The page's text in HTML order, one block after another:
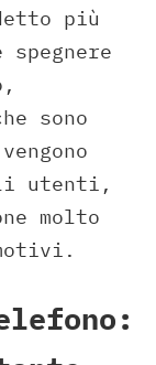
più
sono
utenti,
molto